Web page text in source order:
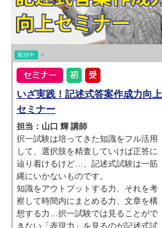
配信中 ~
いざ実践！記述式答案作成力向上
セミナー
担当：山口 輝 講師
択一試験は培ってきた知識をフル活用
して、選択肢を精査していけば正答に
辿り着けるけど…、記述式試験は一筋
縄にいかないものです。
知識をアウトプットする力、それを考
察して時間内にまとめる力、文章を構
想する力…択一試験では見ることがで
きない「表現力」を見るのが記述式試